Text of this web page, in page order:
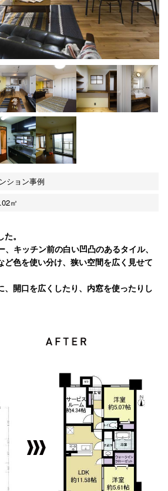
ション事例
㎡
。
キッチン前の白い凹凸のあるタイル、
ど色を使い分け、狭い空間を広く見せて
、開口を広くしたり、内窓を使ったりし